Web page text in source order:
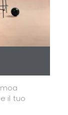
il tuo